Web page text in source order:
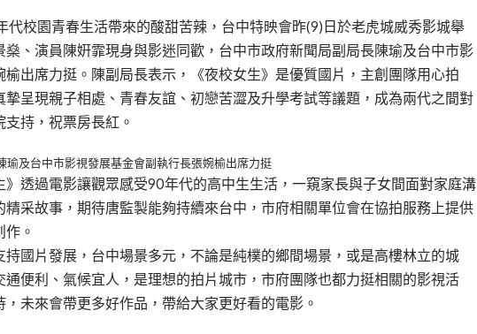
代校園青春生活帶來的酸甜苦辣，台中特映會昨(9)日於老虎城威秀影城舉
、演員陳姸霏現身與影迷同歡，台中市政府新聞局副局長陳瑜及台中市影
出席力挺。陳副局長表示，《夜校女生》是優質國片，主創團隊用心拍
呈現親子相處、青春友誼、初戀苦澀及升學考試等議題，成為兩代之間對
持，祝票房長紅。
瑜及台中市影視發展基金會副執行長張婉榆出席力挺
》透過電影讓觀眾感受90年代的高中生生活，一窺家長與子女間面對家庭溝
采故事，期待唐監製能夠持續來台中，市府相關單位會在協拍服務上提供
。
國片發展，台中場景多元，不論是純樸的鄉間場景，或是高樓林立的城
便利、氣候宜人，是理想的拍片城市，市府團隊也都力挺相關的影視活
未來會帶更多好作品，帶給大家更好看的電影。